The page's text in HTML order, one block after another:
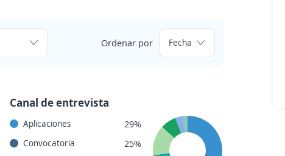
Ordenar por
Canal de entrevista
Aplicaciones 29%
Convocatoria 25%